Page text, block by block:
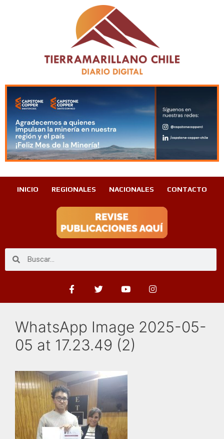
INICIO REGIONALES NACIONALES CONTACTO
WhatsApp Image 2025-05-
05 at 17.23.49 (2)